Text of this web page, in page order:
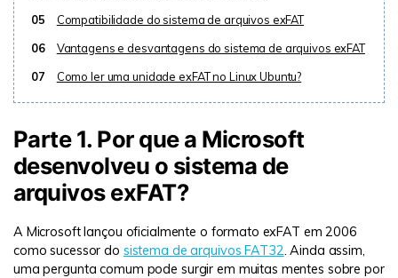
05
Compatibilidade do sistema de arquivos exFAT
06
Vantagens e desvantagens do sistema de arquivos exFAT
07
Como ler uma unidade exFAT no Linux Ubuntu?
Parte 1. Por que a Microsoft
desenvolveu o sistema de
arquivos exFAT?
A Microsoft lançou oficialmente o formato exFAT em 2006
como sucessor do sistema de arquivos FAT32. Ainda assim,
uma pergunta comum pode surgir em muitas mentes sobre por